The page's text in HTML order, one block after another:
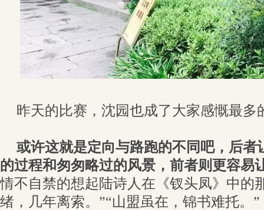
昨天的比赛，沈园也成了大家感慨最多
或许这就是定向与路跑的不同吧，后者
的过程和匆匆略过的风景，前者则更容易
情不自禁的想起陆诗人在《钗头凤》中
绪，几年离索。”“山盟虽在，锦书难托。